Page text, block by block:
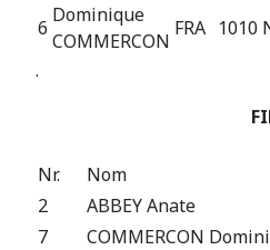
6
Dominique
COMMERCON
FRA 1010
.
Nr.
Nom
2
ABBEY Anate
7
COMMERCON